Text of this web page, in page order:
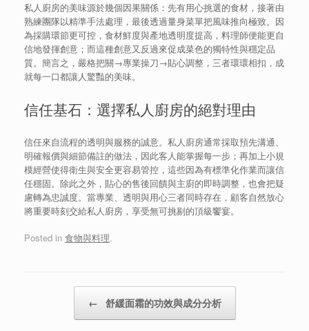
私人廚房的美味源於幾個因果關係：先有用心挑選的食材，接著由
熟練團隊以精準手法處理，最後透過量身菜單把風味推向極致。因
為採購環節更可控，食材鮮度與產地透明度提高，料理師便能更自
信地發揮創意；而這種創意又反過來促成菜色的獨特性與穩定品
質。簡言之，嚴格把關→專業操刀→貼心調整，三者環環相扣，成
就每一口都讓人驚豔的美味。
信任基石：選擇私人廚房的絕對理由
信任來自流程的透明與服務的誠意。私人廚房通常採取預先溝通、
明確報價與細節備註的做法，因此客人能掌握每一步；再加上小規
模經營使得衛生與安全更容易管控，這些因為有標準化作業而讓信
任穩固。除此之外，貼心的售後回饋與主廚的即時調整，也會把疑
慮轉為忠誠度。當專業、透明與用心三者同時存在，顧客自然放心
將重要時刻交給私人廚房，享受無可挑剔的頂級饗宴。
Posted in 食物與料理.
← 舒緩面霜的功效與成分分析